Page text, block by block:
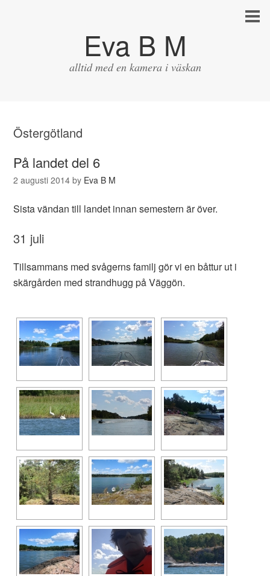
Eva B M
alltid med en kamera i väskan
Östergötland
På landet del 6
2 augusti 2014 by Eva B M
Sista vändan till landet innan semestern är över.
31 juli
Tillsammans med svågerns familj gör vi en båttur ut i
skärgården med strandhugg på Väggön.